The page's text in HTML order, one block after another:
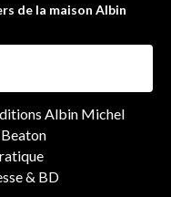
de la maison Albin
Albin Michel
& BD